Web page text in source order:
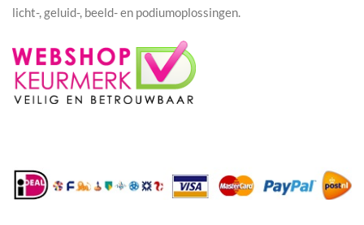
licht-, geluid-, beeld- en podiumoplossingen.